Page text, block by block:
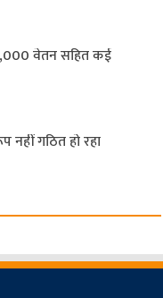
वेतन सहित कई
गठित हो रहा